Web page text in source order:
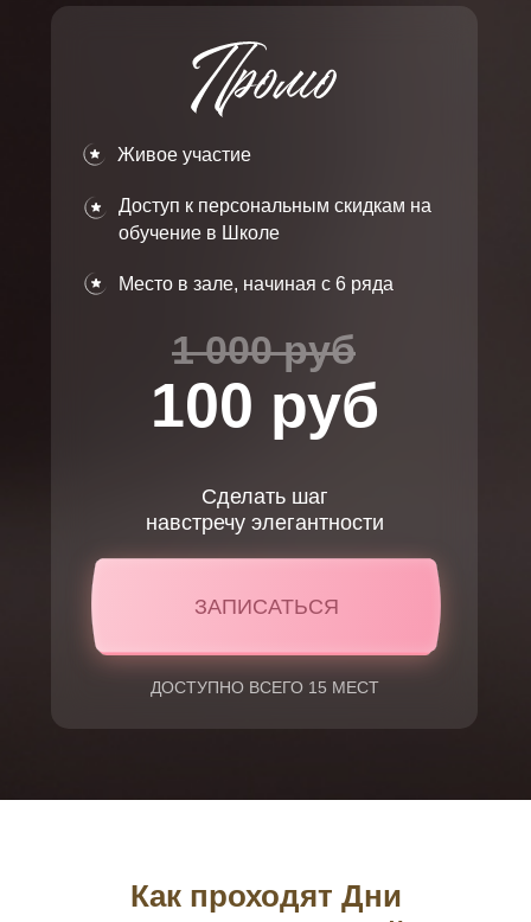
Место в зале, начиная с 6 ряда
Доступ к персональным скидкам на
обучение в Школе
Живое участие
100 руб
1 000 руб
ДОСТУПНО ВСЕГО 15 МЕСТ
Сделать шаг
навстречу элегантности
ЗАПИСАТЬСЯ
Как проходят Дни